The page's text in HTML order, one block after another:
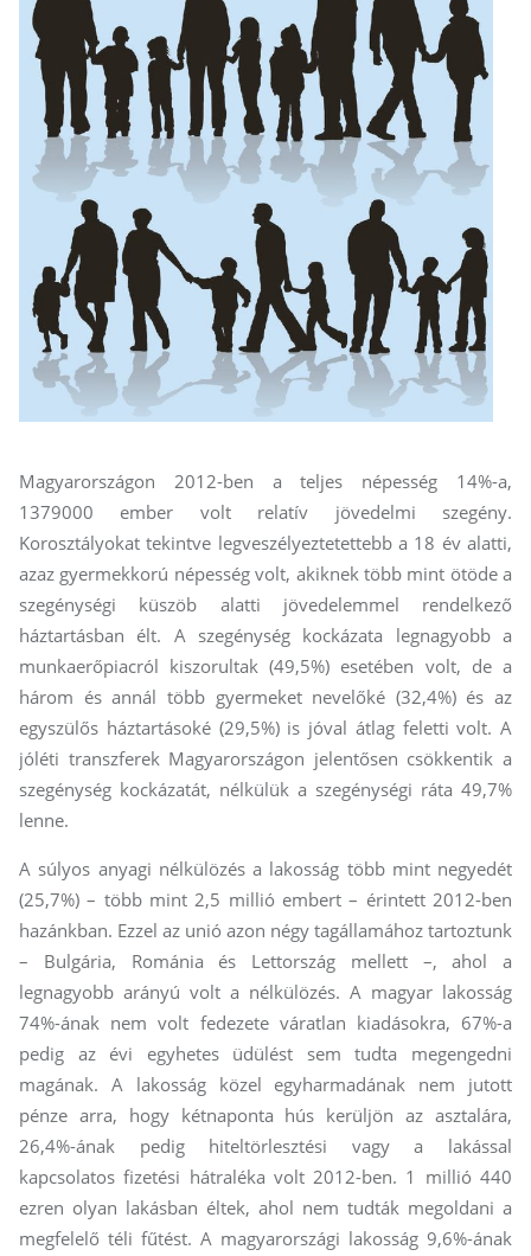
Magyarországon 2012-ben a teljes népesség 14%-a,
1379000 ember volt relatív jövedelmi szegény.
Korosztályokat tekintve legveszélyeztetettebb a 18 év alatti,
azaz gyermekkorú népesség volt, akiknek több mint ötöde a
szegénységi küszöb alatti jövedelemmel rendelkező
háztartásban élt. A szegénység kockázata legnagyobb a
munkaerőpiacról kiszorultak (49,5%) esetében volt, de a
három és annál több gyermeket nevelőké (32,4%) és az
egyszülős háztartásoké (29,5%) is jóval átlag feletti volt. A
jóléti transzferek Magyarországon jelentősen csökkentik a
szegénység kockázatát, nélkülük a szegénységi ráta 49,7%
lenne.
A súlyos anyagi nélkülözés a lakosság több mint negyedét
(25,7%) – több mint 2,5 millió embert – érintett 2012-ben
hazánkban. Ezzel az unió azon négy tagállamához tartoztunk
– Bulgária, Románia és Lettország mellett –, ahol a
legnagyobb arányú volt a nélkülözés. A magyar lakosság
74%-ának nem volt fedezete váratlan kiadásokra, 67%-a
pedig az évi egyhetes üdülést sem tudta megengedni
magának. A lakosság közel egyharmadának nem jutott
pénze arra, hogy kétnaponta hús kerüljön az asztalára,
26,4%-ának pedig hiteltörlesztési vagy a lakással
kapcsolatos fizetési hátraléka volt 2012-ben. 1 millió 440
ezren olyan lakásban éltek, ahol nem tudták megoldani a
megfelelő téli fűtést. A magyarországi lakosság 9,6%-ának